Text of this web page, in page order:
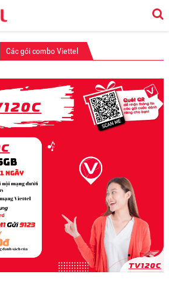
Các gói combo Viettel